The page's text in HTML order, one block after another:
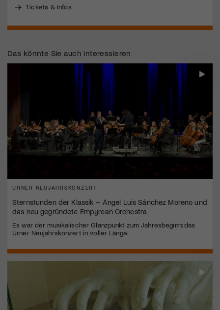
Tickets & Infos
Das könnte Sie auch interessieren
URNER NEUJAHRSKONZERT
Sternstunden der Klassik – Ángel Luis Sánchez Moreno und
das neu gegründete Empyrean Orchestra
Es war der musikalischer Glanzpunkt zum Jahresbeginn: das
Urner Neujahrskonzert in voller Länge.